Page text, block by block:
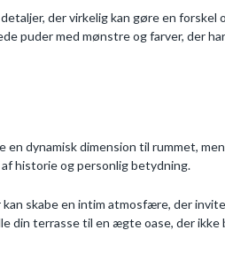
der virkelig kan gøre en
puder med mønstre og farver, der
dynamisk dimension til rummet,
historie og personlig betydning.
skabe en intim atmosfære, der
din terrasse til en ægte oase, der